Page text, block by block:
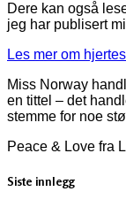
Dere kan også
jeg har publisert
Les mer om
Miss Norway
en tittel – det
stemme for noe
Peace & Love fra
Siste innlegg